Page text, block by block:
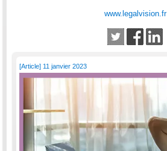
www.legalvision.fr
[Article] 11 janvier 2023